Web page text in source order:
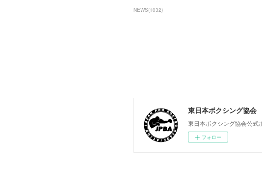
NEWS(1032)
東日本ボクシング協会
東日本ボクシング協会公式
フォロー